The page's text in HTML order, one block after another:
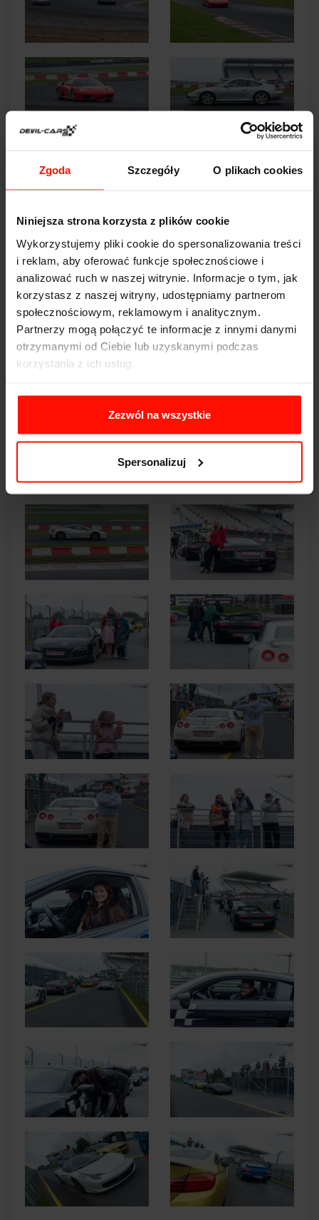
Zgoda Szczegóły O plikach cookies
Niniejsza strona korzysta z plików cookie
Wykorzystujemy pliki cookie do spersonalizowania treści
i reklam, aby oferować funkcje społecznościowe i
analizować ruch w naszej witrynie. Informacje o tym, jak
korzystasz z naszej witryny, udostępniamy partnerom
społecznościowym, reklamowym i analitycznym.
Partnerzy mogą połączyć te informacje z innymi danymi
otrzymanymi od Ciebie lub uzyskanymi podczas
korzystania z ich usług.
Zezwól na wszystkie
Spersonalizuj